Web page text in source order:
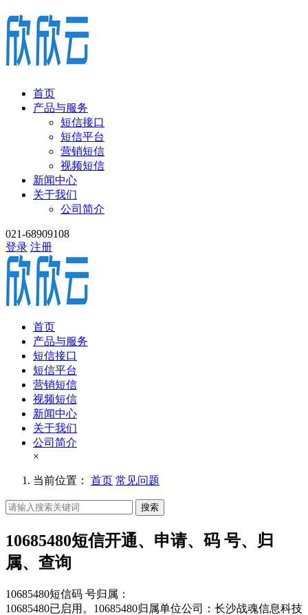
首页
产品与服务
短信接口
短信平台
营销短信
视频短信
新闻中心
关于我们
公司简介
021-68909108
登录 注册
首页
产品与服务
短信接口
短信平台
营销短信
视频短信
新闻中心
关于我们
公司简介
×
当前位置： 首页 常见问题
搜索
10685480短信开通、申请、码 号、归
属、查询
10685480短信码 号归属：
10685480已启用。10685480归属单位公司：长沙战魂信息科技